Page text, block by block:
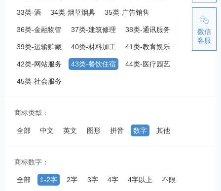
33类-酒 34类-烟草烟具 35类-广告销售
36类-金融物管 37类-建筑修理 38类-通讯服务
39类-运输贮藏 40类-材料加工 41类-教育娱乐
42类-网站服务 43类-餐饮住宿 44类-医疗园艺
45类-社会服务
商标类型：
全部 中文 英文 图形 拼音 数字 其他
商标数字：
全部 1-2字 2字 3字 4字 4字以上 不限
微信
客服